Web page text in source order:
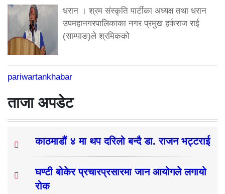
धरान । श्रम संस्कृति पार्टीका अध्यक्ष तथा धरान
उपमहानगरपालिकाका नगर प्रमुख हर्कराज राई
(साम्पाङ)ले श्रमिकको
pariwartankhabar
ताजा अपडेट
काठमाडौं ४ मा थप दरिलो बन्दै डा. राजन भट्टराई
घण्टी बोकेर प्रचारप्रसारमा जान आयोगले लगायो
रोक